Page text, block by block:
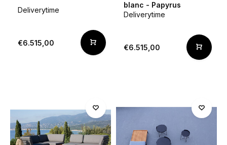
Deliverytime
€6.515,00
blanc - Papyrus
Deliverytime
€6.515,00